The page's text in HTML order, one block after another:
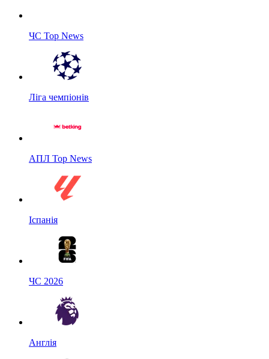
ЧС Top News
Ліга чемпіонів
АПЛ Top News
Іспанія
ЧС 2026
Англія